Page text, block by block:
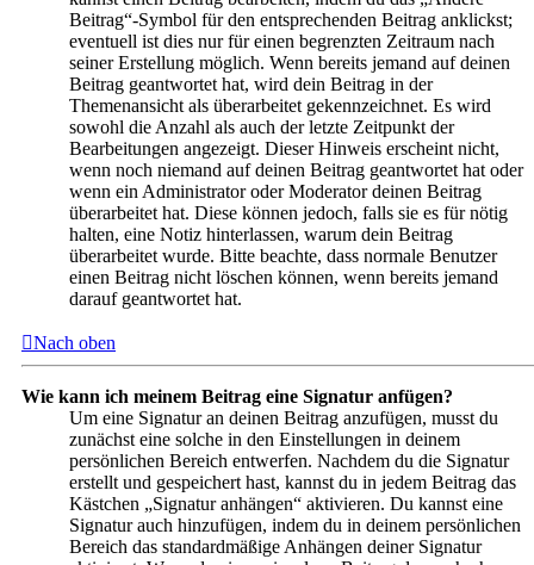
Beitrag“-Symbol für den entsprechenden Beitrag anklickst;
eventuell ist dies nur für einen begrenzten Zeitraum nach
seiner Erstellung möglich. Wenn bereits jemand auf deinen
Beitrag geantwortet hat, wird dein Beitrag in der
Themenansicht als überarbeitet gekennzeichnet. Es wird
sowohl die Anzahl als auch der letzte Zeitpunkt der
Bearbeitungen angezeigt. Dieser Hinweis erscheint nicht,
wenn noch niemand auf deinen Beitrag geantwortet hat oder
wenn ein Administrator oder Moderator deinen Beitrag
überarbeitet hat. Diese können jedoch, falls sie es für nötig
halten, eine Notiz hinterlassen, warum dein Beitrag
überarbeitet wurde. Bitte beachte, dass normale Benutzer
einen Beitrag nicht löschen können, wenn bereits jemand
darauf geantwortet hat.
Nach oben
Wie kann ich meinem Beitrag eine Signatur anfügen?
Um eine Signatur an deinen Beitrag anzufügen, musst du
zunächst eine solche in den Einstellungen in deinem
persönlichen Bereich entwerfen. Nachdem du die Signatur
erstellt und gespeichert hast, kannst du in jedem Beitrag das
Kästchen „Signatur anhängen“ aktivieren. Du kannst eine
Signatur auch hinzufügen, indem du in deinem persönlichen
Bereich das standardmäßige Anhängen deiner Signatur